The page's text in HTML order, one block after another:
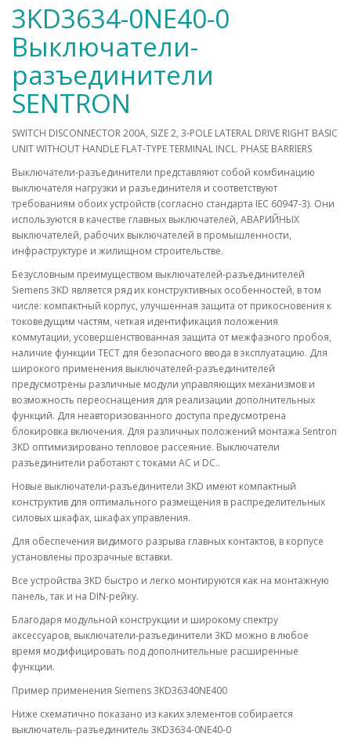
3KD3634-0NE40-0
Выключатели-
разъединители
SENTRON
SWITCH DISCONNECTOR 200A, SIZE 2, 3-POLE LATERAL DRIVE RIGHT BASIC
UNIT WITHOUT HANDLE FLAT-TYPE TERMINAL INCL. PHASE BARRIERS
Выключатели-разъединители представляют собой комбинацию
выключателя нагрузки и разъединителя и соответствуют
требованиям обоих устройств (согласно стандарта IEC 60947-3). Они
используются в качестве главных выключателей, АВАРИЙНЫХ
выключателей, рабочих выключателей в промышленности,
инфраструктуре и жилищном строительстве.
Безусловным преимуществом выключателей-разъединителей
Siemens 3KD является ряд их конструктивных особенностей, в том
числе: компактный корпус, улучшенная защита от прикосновения к
токоведущим частям, четкая идентификация положения
коммутации, усовершенствованная защита от межфазного пробоя,
наличие функции ТЕСТ для безопасного ввода в эксплуатацию. Для
широкого применения выключателей-разъединителей
предусмотрены различные модули управляющих механизмов и
возможность переоснащения для реализации дополнительных
функций. Для неавторизованного доступа предусмотрена
блокировка включения. Для различных положений монтажа Sentron
3KD оптимизировано тепловое рассеяние. Выключатели
разъединители работают с токами AC и DC..
Новые выключатели-разъединители 3KD имеют компактный
конструктив для оптимального размещения в распределительных
силовых шкафах, шкафах управления.
Для обеспечения видимого разрыва главных контактов, в корпусе
установлены прозрачные вставки.
Все устройства 3KD быстро и легко монтируются как на монтажную
панель, так и на DIN-рейку.
Благодаря модульной конструкции и широкому спектру
аксессуаров, выключатели-разъединители 3KD можно в любое
время модифицировать под дополнительные расширенные
функции.
Пример применения Siemens 3KD36340NE400
Ниже схематично показано из каких элементов собирается
выключатель-разъединитель 3KD3634-0NE40-0